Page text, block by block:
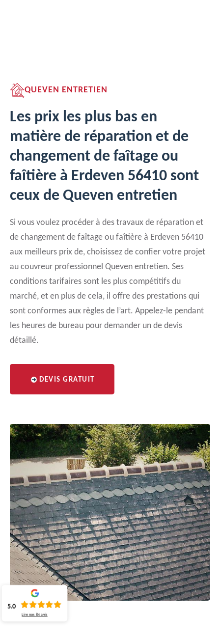
QUEVEN ENTRETIEN
Les prix les plus bas en
matière de réparation et de
changement de faîtage ou
faîtière à Erdeven 56410 sont
ceux de Queven entretien
Si vous voulez procéder à des travaux de réparation et
de changement de faîtage ou faîtière à Erdeven 56410
aux meilleurs prix de, choisissez de confier votre projet
au couvreur professionnel Queven entretien. Ses
conditions tarifaires sont les plus compétitifs du
marché, et en plus de cela, il offre des prestations qui
sont conformes aux règles de l’art. Appelez-le pendant
les heures de bureau pour demander un de devis
détaillé.
DEVIS GRATUIT
5.0
Lire nos84 avis